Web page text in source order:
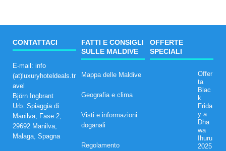
CONTATTACI
E-mail: info
(at)luxuryhoteldeals.tr
avel
Björn Ingbrant
Urb. Spiaggia di
Manilva, Fase 2,
29692 Manilva,
Malaga, Spagna
FATTI E CONSIGLI
SULLE MALDIVE
Mappa delle Maldive
Geografia e clima
Visti e informazioni
doganali
Regolamento
OFFERTE
SPECIALI
Offer
ta
Blac
k
Frida
y a
Dha
wa
Ihuru
2025